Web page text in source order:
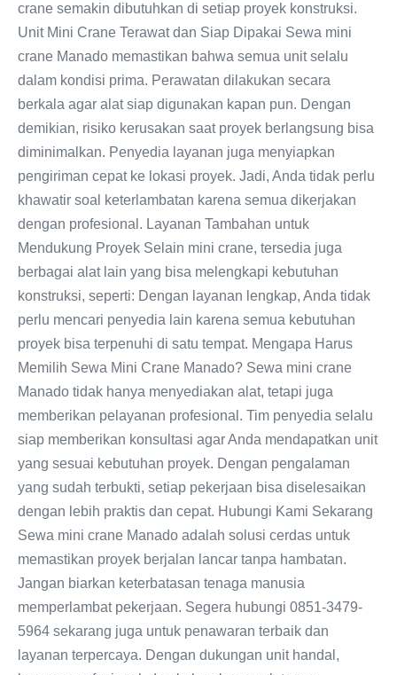
crane semakin dibutuhkan di setiap proyek konstruksi.
Unit Mini Crane Terawat dan Siap Dipakai Sewa mini
crane Manado memastikan bahwa semua unit selalu
dalam kondisi prima. Perawatan dilakukan secara
berkala agar alat siap digunakan kapan pun. Dengan
demikian, risiko kerusakan saat proyek berlangsung bisa
diminimalkan. Penyedia layanan juga menyiapkan
pengiriman cepat ke lokasi proyek. Jadi, Anda tidak perlu
khawatir soal keterlambatan karena semua dikerjakan
dengan profesional. Layanan Tambahan untuk
Mendukung Proyek Selain mini crane, tersedia juga
berbagai alat lain yang bisa melengkapi kebutuhan
konstruksi, seperti: Dengan layanan lengkap, Anda tidak
perlu mencari penyedia lain karena semua kebutuhan
proyek bisa terpenuhi di satu tempat. Mengapa Harus
Memilih Sewa Mini Crane Manado? Sewa mini crane
Manado tidak hanya menyediakan alat, tetapi juga
memberikan pelayanan profesional. Tim penyedia selalu
siap memberikan konsultasi agar Anda mendapatkan unit
yang sesuai kebutuhan proyek. Dengan pengalaman
yang sudah terbukti, setiap pekerjaan bisa diselesaikan
dengan lebih praktis dan cepat. Hubungi Kami Sekarang
Sewa mini crane Manado adalah solusi cerdas untuk
memastikan proyek berjalan lancar tanpa hambatan.
Jangan biarkan keterbatasan tenaga manusia
memperlambat pekerjaan. Segera hubungi 0851-3479-
5964 sekarang juga untuk penawaran terbaik dan
layanan terpercaya. Dengan dukungan unit handal,